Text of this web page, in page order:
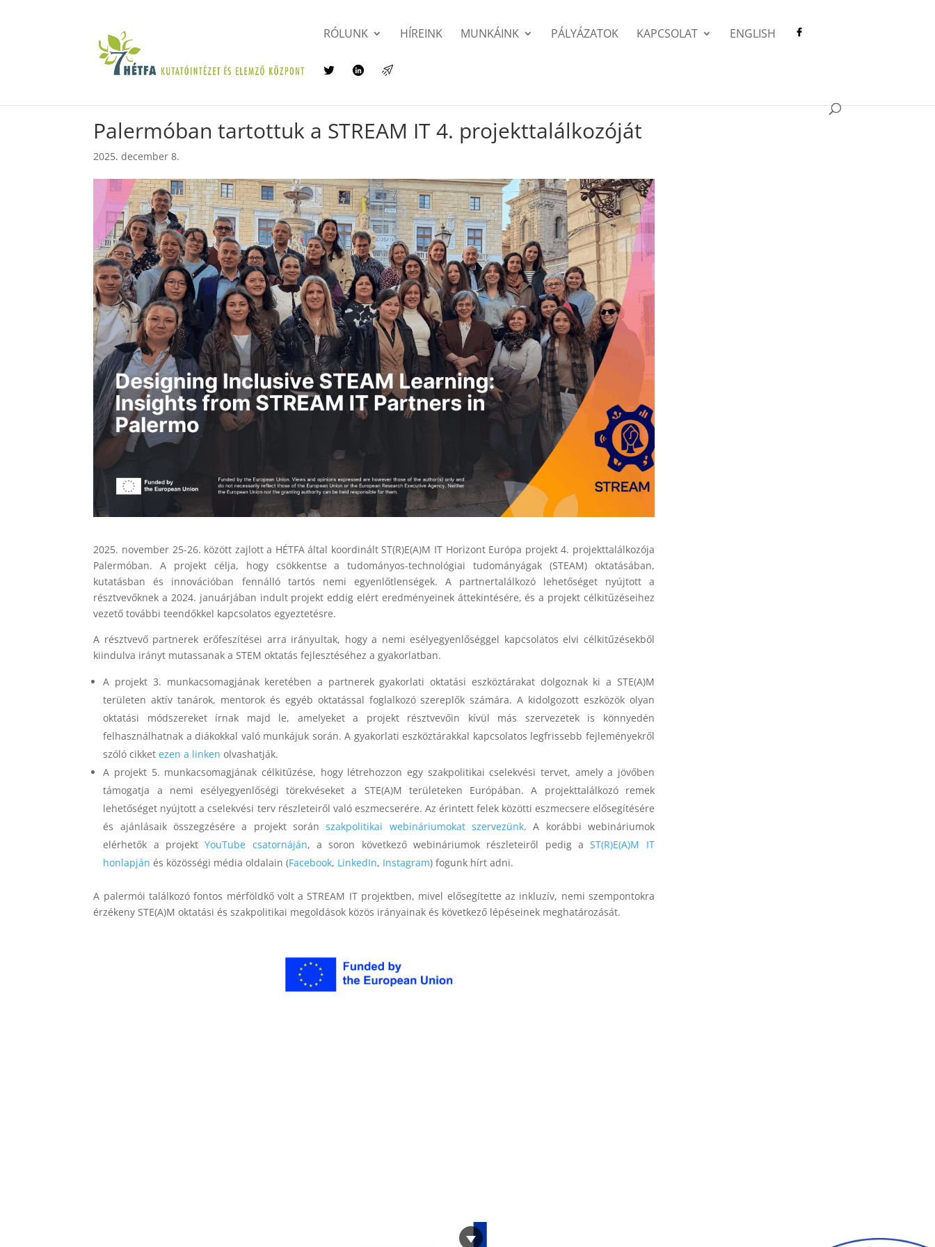
RÓLUNK HÍREINK MUNKÁINK PÁLYÁZATOK KAPCSOLAT ENGLISH
Palermóban tartottuk a STREAM IT 4. projekttalálkozóját
2025. december 8.
2025. november 25-26. között zajlott a HÉTFA által koordinált ST(R)E(A)M IT Horizont Európa projekt 4. projekttalálkozója
Palermóban. A projekt célja, hogy csökkentse a tudományos-technológiai tudományágak (STEAM) oktatásában,
kutatásban és innovációban fennálló tartós nemi egyenlőtlenségek. A partnertalálkozó lehetőséget nyújtott a
résztvevőknek a 2024. januárjában indult projekt eddig elért eredményeinek áttekintésére, és a projekt célkitűzéseihez
vezető további teendőkkel kapcsolatos egyeztetésre.
A résztvevő partnerek erőfeszítései arra irányultak, hogy a nemi esélyegyenlőséggel kapcsolatos elvi célkitűzésekből
kiindulva irányt mutassanak a STEM oktatás fejlesztéséhez a gyakorlatban.
A projekt 3. munkacsomagjának keretében a partnerek gyakorlati oktatási eszköztárakat dolgoznak ki a STE(A)M
területen aktív tanárok, mentorok és egyéb oktatással foglalkozó szereplők számára. A kidolgozott eszközök olyan
oktatási módszereket írnak majd le, amelyeket a projekt résztvevőin kívül más szervezetek is könnyedén
felhasználhatnak a diákokkal való munkájuk során. A gyakorlati eszköztárakkal kapcsolatos legfrissebb fejleményekről
szóló cikketezen a linken olvashatják.
A projekt 5. munkacsomagjának célkitűzése, hogy létrehozzon egy szakpolitikai cselekvési tervet, amely a jövőben
támogatja a nemi esélyegyenlőségi törekvéseket a STE(A)M területeken Európában. A projekttalálkozó remek
lehetőséget nyújtott a cselekvési terv részleteiről való eszmecserére. Az érintett felek közötti eszmecsere elősegítésére
és ajánlásaik összegzésére a projekt soránszakpolitikai webináriumokat szervezünk. A korábbi webináriumok
elérhetők a projektYouTube csatornáján, a soron következő webináriumok részleteiről pedig aST(R)E(A)M IT
honlapján és közösségi média oldalain (Facebook, LinkedIn, Instagram) fogunk hírt adni.
A palermói találkozó fontos mérföldkő volt a STREAM IT projektben, mivel elősegítette az inkluzív, nemi szempontokra
érzékeny STE(A)M oktatási és szakpolitikai megoldások közös irányainak és következő lépéseinek meghatározását.